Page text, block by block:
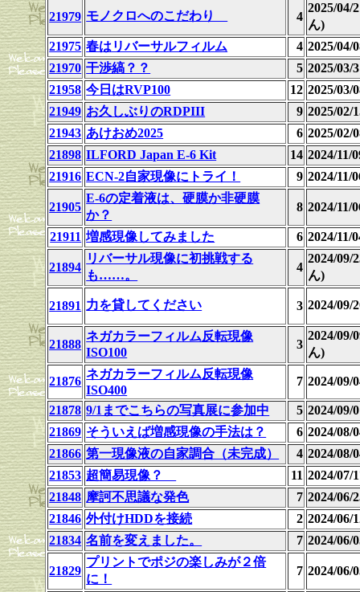
21979 モノクロへのこだわり 4
2025/04/
ん)
21975 春はリバーサルフィルム 4 2025/04/
21970 干渉縞？？ 5 2025/03/
21958 今日はRVP100 12 2025/03/
21949 お久しぶりのRDPIII 9 2025/02/
21943 あけおめ2025 6 2025/02/
21898 ILFORD Japan E-6 Kit 14 2024/11/
21916 ECN-2自家現像にトライ！ 9 2024/11/
21905
E-6の定着液は、硬膜か非硬膜
か？
8 2024/11/
21911 増感現像してみました 6 2024/11/
21894
リバーサル現像に初挑戦する
も……。
4
2024/09/
ん)
21891 力を貸してください 3 2024/09/
21888
ネガカラーフィルム反転現像
ISO100
3
2024/09/
ん)
21876
ネガカラーフィルム反転現像
ISO400
7 2024/09/
21878 9/1までこちらの写真展に参加中 5 2024/09/
21869 そういえば増感現像の手法は？ 6 2024/08/
21866 第一現像液の自家調合（未完成） 4 2024/08/
21853 超簡易現像？ 11 2024/07/
21848 摩訶不思議な発色 7 2024/06/
21846 外付けHDDを接続 2 2024/06/
21834 名前を変えました。 7 2024/06/
21829
プリントでポジの楽しみが２倍
に！
7 2024/06/